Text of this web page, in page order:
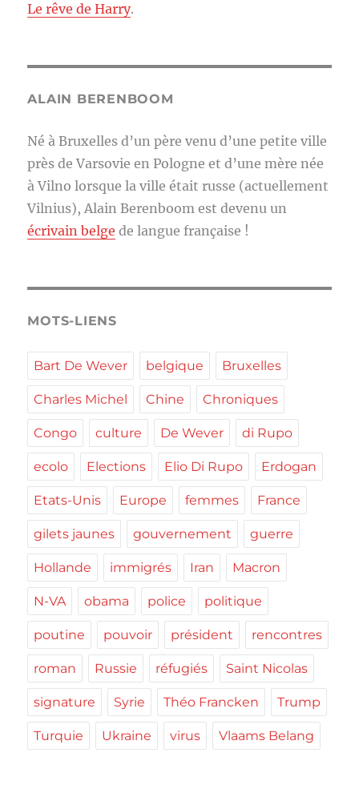
Le rêve de Harry.
ALAIN BERENBOOM
Né à Bruxelles d’un père venu d’une petite ville
près de Varsovie en Pologne et d’une mère née
à Vilno lorsque la ville était russe (actuellement
Vilnius), Alain Berenboom est devenu un
écrivain belge de langue française !
MOTS-LIENS
Bart De Wever belgique Bruxelles
Charles Michel Chine Chroniques
Congo culture De Wever di Rupo
ecolo Elections Elio Di Rupo Erdogan
Etats-Unis Europe femmes France
gilets jaunes gouvernement guerre
Hollande immigrés Iran Macron
N-VA obama police politique
poutine pouvoir président rencontres
roman Russie réfugiés Saint Nicolas
signature Syrie Théo Francken Trump
Turquie Ukraine virus Vlaams Belang